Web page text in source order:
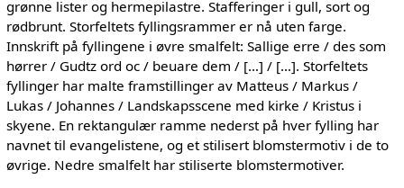
grønne lister og hermepilastre. Stafferinger i gull, sort og
rødbrunt. Storfeltets fyllingsrammer er nå uten farge.
Innskrift på fyllingene i øvre smalfelt: Sallige erre / des som
hørrer / Gudtz ord oc / beuare dem / […] / […]. Storfeltets
fyllinger har malte framstillinger av Matteus / Markus /
Lukas / Johannes / Landskapsscene med kirke / Kristus i
skyene. En rektangulær ramme nederst på hver fylling har
navnet til evangelistene, og et stilisert blomstermotiv i de to
øvrige. Nedre smalfelt har stiliserte blomstermotiver.